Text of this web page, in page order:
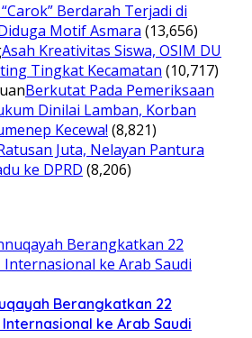
Berdarah Terjadi di
Motif Asmara (13,656)
Asah Kreativitas Siswa, OSIM DU
Tingkat Kecamatan (10,717)
Berkutat Pada Pemeriksaan
Dinilai Lamban, Korban
Kecewa! (8,821)
Juta, Nelayan Pantura
ke DPRD (8,206)
Berangkatkan 22
Internasional ke Arab Saudi